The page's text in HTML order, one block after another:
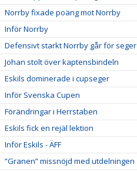
Norrby fixade poäng mot Norrby
Inför Norrby
Defensivt starkt Norrby går för seger
Johan stolt över kaptensbindeln
Eskils dominerade i cupseger
Inför Svenska Cupen
Förändringar i Herrstaben
Eskils fick en rejäl lektion
Inför Eskils - ÄFF
”Granen” missnöjd med utdelningen